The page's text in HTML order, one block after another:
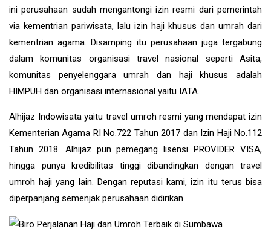
ini perusahaan sudah mengantongi izin resmi dari pemerintah
via kementrian pariwisata, lalu izin haji khusus dan umrah dari
kementrian agama. Disamping itu perusahaan juga tergabung
dalam komunitas organisasi travel nasional seperti Asita,
komunitas penyelenggara umrah dan haji khusus adalah
HIMPUH dan organisasi internasional yaitu IATA.
Alhijaz Indowisatayaitu travel umroh resmi yang mendapat izin
Kementerian Agama RI No.722 Tahun 2017 dan Izin Haji No.112
Tahun 2018. Alhijaz pun pemegang lisensi PROVIDER VISA,
hingga punya kredibilitas tinggi dibandingkan dengan travel
umroh haji yang lain. Dengan reputasi kami, izin itu terus bisa
diperpanjang semenjak perusahaan didirikan.